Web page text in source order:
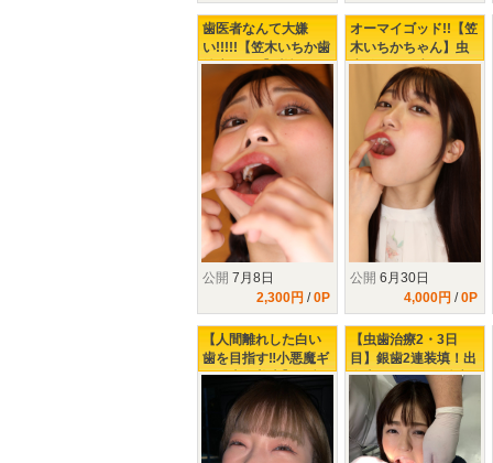
歯医者なんて大嫌
い!!!!!【笠木いちか歯
治療2日目】覚悟のお
さげ!!つ、ついに!!こ
の日が!!!!!!!!!!!
公開 7月8日
2,300円 /0P
オーマイゴッド!!【笠
木いちかちゃん】虫
歯発見!!!銀歯になる
の？ならないの？ど
っちなんだい!!!!!!!!!
公開 6月30日
4,000円 /0P
【人間離れした白い
歯を目指す‼小悪魔ギ
ャル上白美央】激痛
で悶絶虫歯治療‼
【虫歯治療2・3日
目】銀歯2連装填！出
血大ボリューム治療‼